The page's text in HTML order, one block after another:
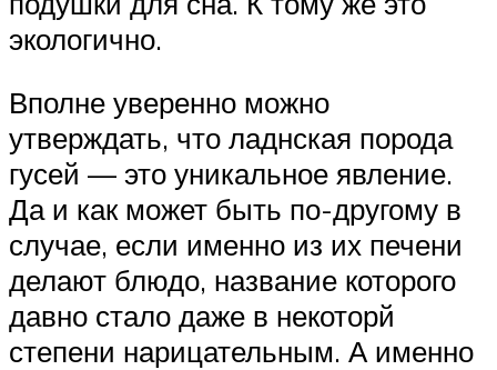
экологично.
Вполне уверенно можно
утверждать, что ладнская порода
гусей — это уникальное явление.
Да и как может быть по-другому в
случае, если именно из их печени
делают блюдо, название которого
давно стало даже в некоторй
степени нарицательным. А именно